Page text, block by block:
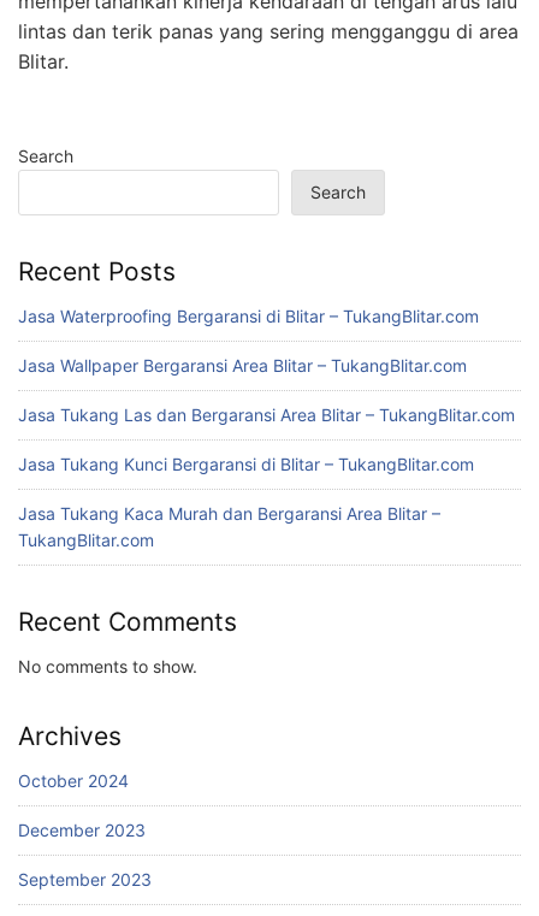
lintas dan terik panas yang sering mengganggu di area
Blitar.
Search
Search
Recent Posts
Jasa Waterproofing Bergaransi di Blitar – TukangBlitar.com
Jasa Wallpaper Bergaransi Area Blitar – TukangBlitar.com
Jasa Tukang Las dan Bergaransi Area Blitar – TukangBlitar.com
Jasa Tukang Kunci Bergaransi di Blitar – TukangBlitar.com
Jasa Tukang Kaca Murah dan Bergaransi Area Blitar –
TukangBlitar.com
Recent Comments
No comments to show.
Archives
October 2024
December 2023
September 2023